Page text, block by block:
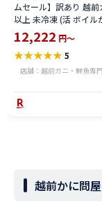
ムセール】訳あり 越
以上 未冷凍 (活 ボイル
る) 福井県産 国産 産地
れ 訳ありカニ 越前がに
ニ 越前 かに 送料無料
12,222 円～
★★★★★5
店舗：越前ガニ・鮮魚専
越前かに問